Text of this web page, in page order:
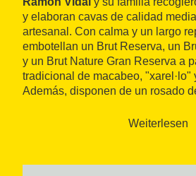
y elaboran cavas de calidad
artesanal. Con calma y un largo
embotellan un Brut Reserva, un
y un Brut Nature Gran Reserva a
tradicional de macabeo, "xarel·lo"
Además, disponen de un rosado
Las visitas a sus instalaciones
Weiterlesen